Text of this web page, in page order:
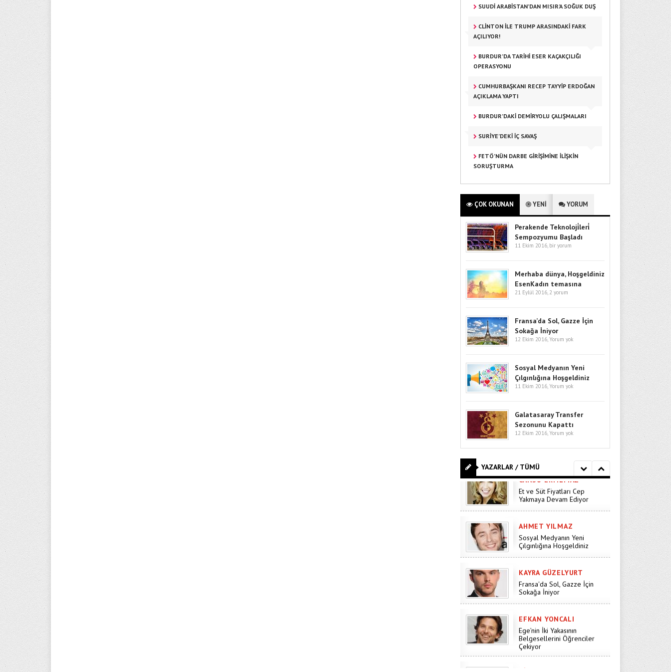
SUUDI ARABISTAN’DAN MISIR’A SOĞUK DUŞ
CLINTON ILE TRUMP ARASINDAKI FARK
AÇILIYOR!
BURDUR’DA TARIHI ESER KAÇAKÇILIĞI
OPERASYONU
CUMHURBAŞKANI RECEP TAYYIP ERDOĞAN
AÇIKLAMA YAPTI
BURDUR’DAKI DEMIRYOLU ÇALIŞMALARI
SURIYE’DEKI IÇ SAVAŞ
FETÖ’NÜN DARBE GIRIŞIMINE ILIŞKIN
SORUŞTURMA
ÇOK OKUNAN YENİ YORUM
Perakende Teknoloji̇leri̇
Sempozyumu Başladı
11 Ekim 2016, bir yorum
Merhaba dünya, Hoşgeldiniz
EsenKadın temasına
21 Eylül 2016, 2 yorum
Fransa’da Sol, Gazze İçin
Sokağa İniyor
12 Ekim 2016, Yorum yok
Sosyal Medyanın Yeni
Çılgınlığına Hoşgeldiniz
11 Ekim 2016, Yorum yok
Galatasaray Transfer
Sezonunu Kapattı
12 Ekim 2016, Yorum yok
YAZARLAR / TÜMÜ
Ege’nin İki Yakasının
Çekiyor
DILEK SUNA
CANSU ERYILMAZ
Et ve Süt Fiyatları Cep
Yakmaya Devam Ediyor
Çılgınlığına Hoşgeldiniz
Sokağa İniyor
Belgesellerini Öğrenciler
Çekiyor
Galatasaray Transfer
Sezonunu Kapattı
Yakmaya Devam Ediyor
AHMET YILMAZ
Sosyal Medyanın Yeni
Çılgınlığına Hoşgeldiniz
KAYRA GÜZELYURT
Fransa'da Sol, Gazze İçin
Sokağa İniyor
EFKAN YONCALI
Ege’nin İki Yakasının
Belgesellerini Öğrenciler
DILEK SUNA
Galatasaray Transfer
Sezonunu Kapattı